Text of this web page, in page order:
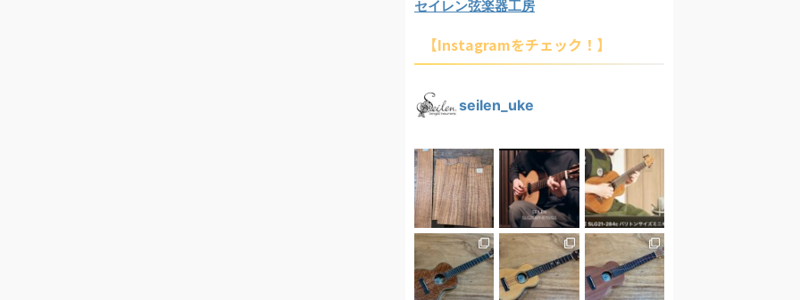
セイレン弦楽器工房
【Instagramをチェック！】
seilen_uke